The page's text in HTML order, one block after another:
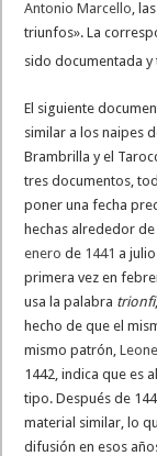
Antonio Marcello,
triunfos». La
sido documentada
El siguiente
similar a los naipes
Brambrilla y el
tres documentos,
poner una fecha
hechas alrededor
enero de 1441 a
primera vez en
usa la palabra trionfi
hecho de que el
mismo patrón,
1442, indica que es
tipo. Después de
material similar, lo
difusión en esos